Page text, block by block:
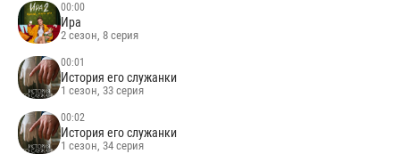
00:00
Ира
2 сезон, 8 серия
00:01
История его служанки
1 сезон, 33 серия
00:02
История его служанки
1 сезон, 34 серия